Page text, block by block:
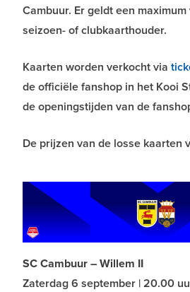
Cambuur. Er geldt een
seizoen- of clubkaarthouder.
Kaarten worden verkocht via
de officiële fanshop in het Kooi
de openingstijden van de
De prijzen van de losse kaarten
SC Cambuur – Willem II
Zaterdag 6 september | 20.00